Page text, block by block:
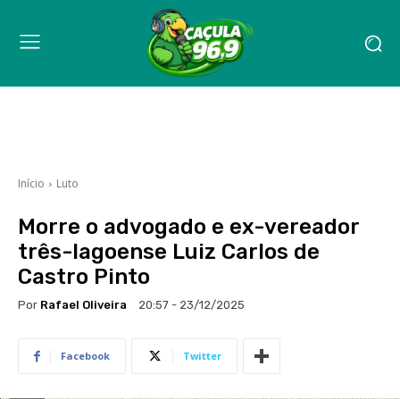
Início Luto
Morre o advogado e ex-vereador
três-lagoense Luiz Carlos de
Castro Pinto
Por Rafael Oliveira 20:57 - 23/12/2025
Facebook Twitter